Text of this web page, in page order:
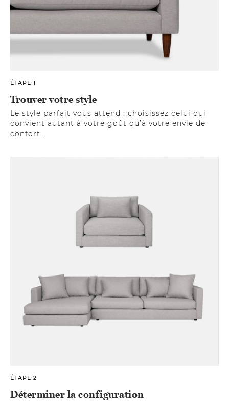
ÉTAPE 1
Trouver votre style
Le style parfait vous attend : choisissez celui qui
convient autant à votre goût qu’à votre envie de
confort.
ÉTAPE 2
Déterminer la configuration